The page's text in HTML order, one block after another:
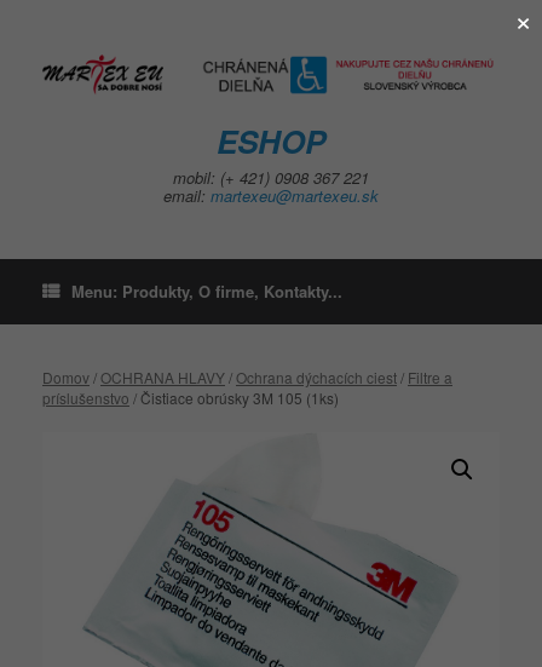
ESHOP
mobil: (+ 421) 0908 367 221
email: martexeu@martexeu.sk
Menu: Produkty, O firme, Kontakty...
Domov/OCHRANA HLAVY/Ochrana dýchacích ciest/ Filtre a
príslušenstvo / Čistiace obrúsky 3M 105 (1ks)
×